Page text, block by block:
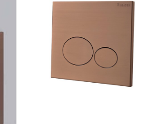
Wiesbaden Drukplaat Wiesbaden X32
Voor Inbouwreservoir Geborsteld
Koper – 32.4676
Hoogwaardig geborsteld brons koper
afwerkingsmateriaal
Compatibel met Wiesbaden
Geavanceerde X32 drukplaat technologie